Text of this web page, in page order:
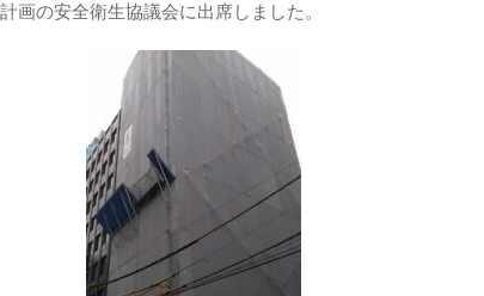
画の安全衛生協議会に出席しました。